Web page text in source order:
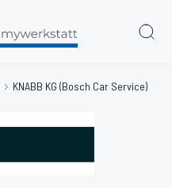
KNABB KG (Bosch Car Service)